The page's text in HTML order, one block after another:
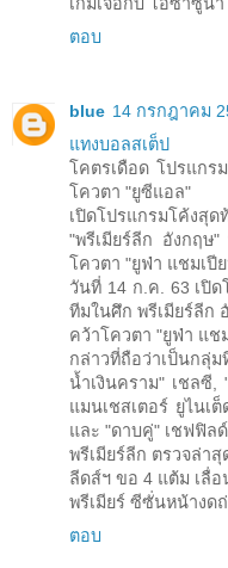
ตอบ
blue 14 กรกฎาคม
แทงบอลสเต็ป
โคตรเดือด โปรแกร
โควตา "ยูซีแอล"
เปิดโปรแกรมโค้ง
"พรีเมียร์ลีก อังกฤษ
โควตา "ยูฟ่า แชมเปี
วันที่ 14 ก.ค. 63 เปิ
ทีมในศึก พรีเมียร์ลีก
คว้าโควตา "ยูฟ่า แช
กล่าวที่ถือว่าเป็นก
น้ำเงินคราม" เชลซี,
แมนเชสเตอร์ ยูไนเ
และ "ดาบคู่" เชฟฟิล
พรีเมียร์ลีก ตรวจล่า
ลีดส์ฯ ขอ 4 แต้ม เลื่
พรีเมียร์ ซีซั่นหน้างด
ตอบ